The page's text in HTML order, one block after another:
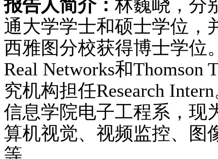
报告人简介： 林巍峣，分
通大学学士和硕士学位，
西雅图分校获得博士学位
Real Networks和Thomson
究机构担任Research
信息学院电子工程系，现
算机视觉、视频监控、图
等。